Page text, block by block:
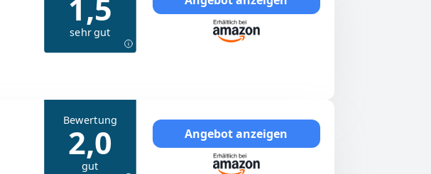
1,5
sehr gut
Bewertung
2,0
gut
Angebot anzeigen